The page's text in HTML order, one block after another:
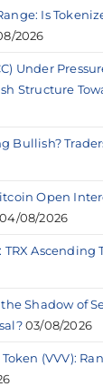
Is
2026
Under
Structure
Bullish?
Open
04/08/2026
TRX Ascending
Shadow of
03/08/2026
(VVV):